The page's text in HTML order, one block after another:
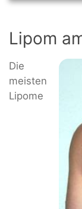
Lipom
Die
meisten
Lipome